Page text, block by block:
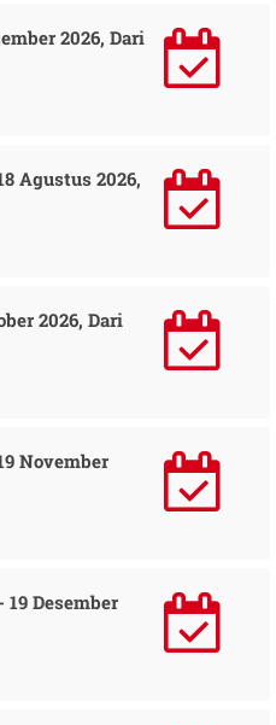
2026, Dari
Agustus 2026,
2026, Dari
November
19 Desember